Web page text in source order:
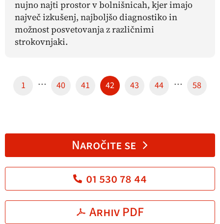
nujno najti prostor v bolnišnicah, kjer imajo
največ izkušenj, najboljšo diagnostiko in
možnost posvetovanja z različnimi
strokovnjaki.
1 … 40 41 42 43 44 … 58
Naročite se
01 530 78 44
Arhiv PDF